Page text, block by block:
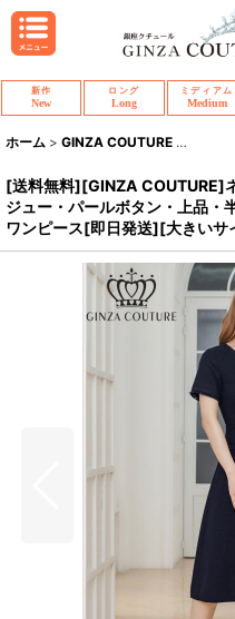
新作
New
ロング
Long
ミディアム
Medium
ホーム > GINZA COUTURE >
[送料無料][GINZA COUTURE]
ジュー・パールボタン・上品・
ワンピース[即日発送][大きいサ